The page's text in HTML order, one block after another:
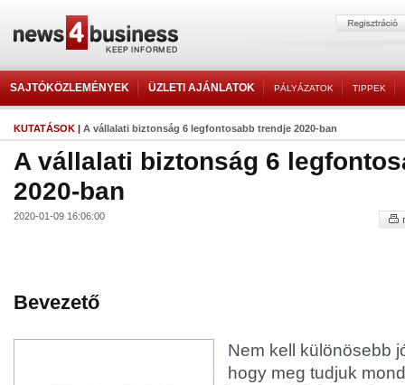
SAJTÓKÖZLEMÉNYEK ÜZLETI AJÁNLATOK PÁLYÁZATOK TIPPEK
KUTATÁSOK | A vállalati biztonság 6 legfontosabb trendje 2020-ban
A vállalati biztonság 6
2020-ban
2020-01-09 16:06:00
Bevezető
Nem kell különösebb
hogy meg tudjuk